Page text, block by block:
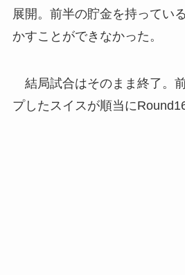
展開。前半の貯金を持ってい
かすことができなかった。
結局試合はそのまま終了。
プしたスイスが順当に